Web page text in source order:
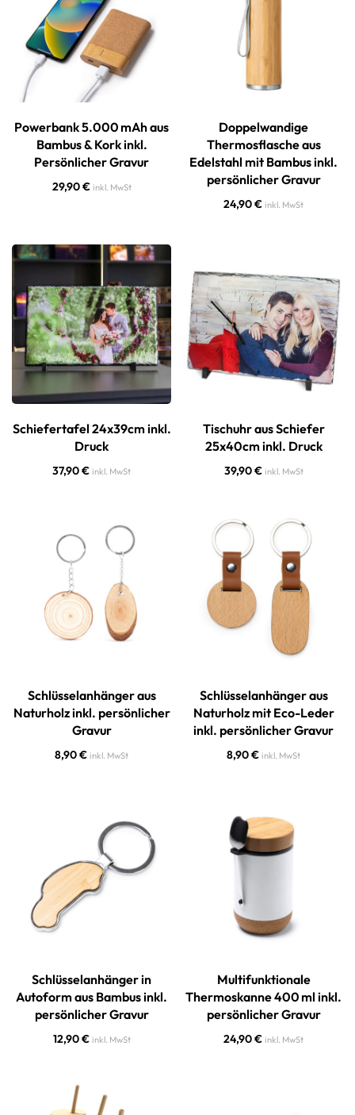
Powerbank 5.000 mAh aus
Bambus & Kork inkl.
Persönlicher Gravur
29,90€ inkl. MwSt
Doppelwandige
Thermosflasche aus
Edelstahl mit Bambus inkl.
persönlicher Gravur
24,90€ inkl. MwSt
Schiefertafel 24x39cm inkl.
Druck
37,90€ inkl. MwSt
Tischuhr aus Schiefer
25x40cm inkl. Druck
39,90€ inkl. MwSt
Schlüsselanhänger aus
Naturholz inkl. persönlicher
Gravur
8,90€ inkl. MwSt
Schlüsselanhänger aus
Naturholz mit Eco-Leder
inkl. persönlicher Gravur
8,90€ inkl. MwSt
Schlüsselanhänger in
Autoform aus Bambus inkl.
persönlicher Gravur
12,90€ inkl. MwSt
Multifunktionale
Thermoskanne 400 ml inkl.
persönlicher Gravur
24,90€ inkl. MwSt